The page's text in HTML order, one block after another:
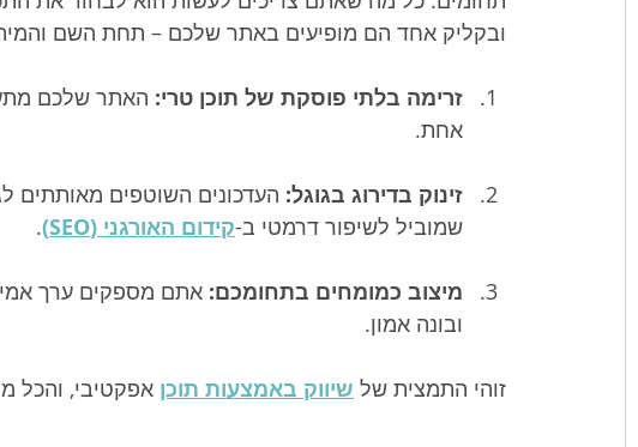
ובקליק אחד הם מופיעים באתר שלכם – תחת השם
זרימה בלתי פוסקת של תוכן טרי: האתר שלכם
אחת.
זינוק בדירוג בגוגל: העדכונים השוטפים מאותתים
שמוביל לשיפור דרמטי ב-קידום האורגני (SEO) .
מיצוב כמומחים בתחומכם: אתם מספקים ערך
ובונה אמון.
זוהי התמצית של שיווק באמצעות תוכן אפקטיבי, והכל